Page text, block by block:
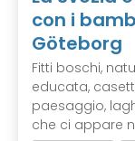
con i
Göteborg
Fitti boschi,
educata,
paesaggio,
che ci appare